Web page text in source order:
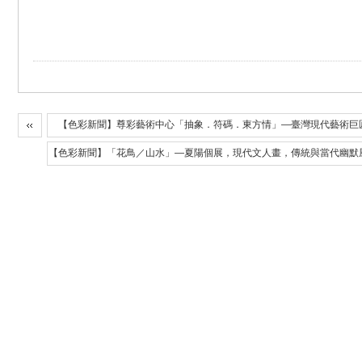
【色彩新聞】尊彩藝術中心「抽象．符碼．東方情」—臺灣現代藝術
【色彩新聞】「花鳥／山水」—夏陽個展，現代文人畫，傳統與當代幽